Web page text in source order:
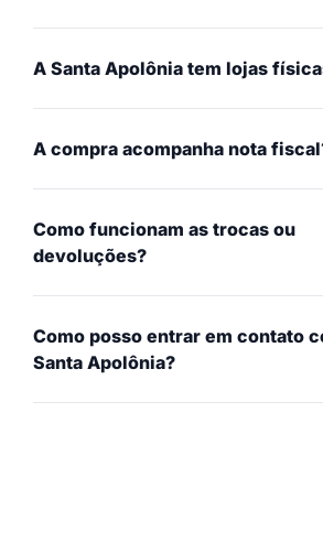
A Santa Apolônia tem lojas
A compra acompanha nota
Como funcionam as trocas ou
devoluções?
Como posso entrar em contato
Santa Apolônia?